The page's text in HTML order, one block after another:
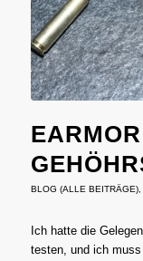
BLOG (ALLE BEITRÄGE),
Ich hatte die
testen, und ich